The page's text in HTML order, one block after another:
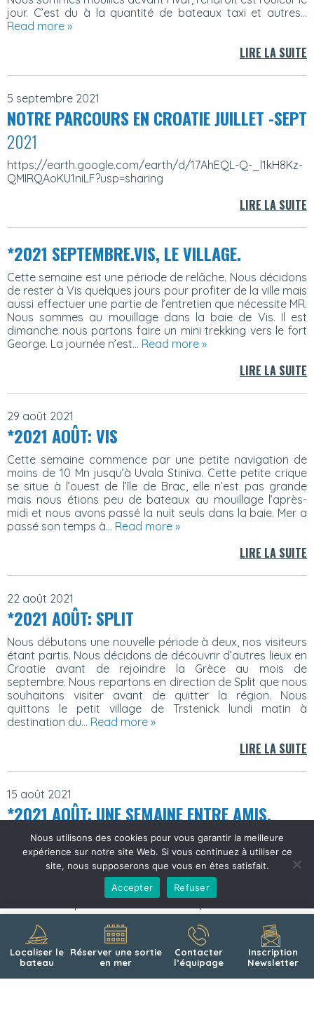
Localiser le
bateau
Réserver une sortie
en mer
Contacter
l’équipage
Inscription
Newsletter
jour. C’est du à la quantité de bateaux taxi et autres…
Read more »
LIRE LA SUITE
5 septembre 2021
NOTRE PARCOURS EN CROATIE JUILLET -SEPT
2021
https://earth.google.com/earth/d/17AhEQL-Q-_l1kH8Kz-
QMIRQAoKU1niLF?usp=sharing
LIRE LA SUITE
*2021 SEPTEMBRE.VIS, LE VILLAGE.
Cette semaine est une période de relâche. Nous décidons
de rester à Vis quelques jours pour profiter de la ville mais
aussi effectuer une partie de l’entretien que nécessite MR.
Nous sommes au mouillage dans la baie de Vis. Il est
dimanche nous partons faire un mini trekking vers le fort
George. La journée n’est… Read more »
LIRE LA SUITE
29 août 2021
*2021 AOÛT: VIS
Cette semaine commence par une petite navigation de
moins de 10 Mn jusqu’à Uvala Stiniva. Cette petite crique
se situe à l’ouest de l’île de Brac, elle n’est pas grande
mais nous étions peu de bateaux au mouillage l’après-
midi et nous avons passé la nuit seuls dans la baie. Mer a
passé son temps à… Read more »
LIRE LA SUITE
22 août 2021
*2021 AOÛT: SPLIT
Nous débutons une nouvelle période à deux, nos visiteurs
étant partis. Nous décidons de découvrir d’autres lieux en
Croatie avant de rejoindre la Grèce au mois de
septembre. Nous repartons en direction de Split que nous
souhaitons visiter avant de quitter la région. Nous
quittons le petit village de Trstenick lundi matin à
destination du… Read more »
LIRE LA SUITE
15 août 2021
*2021 AOÛT: UNE SEMAINE ENTRE AMIS.
Il est dimanche, nous sommes mouillés devant Stari Grad.
Le vent s’est levé et notre ancrage est incertain. Nous
avions au programme de partir de l’autre côté de l’île
pour mouiller à Hvar, mais les conditions météo ne sont
pas bonnes. Nous décidons de rester sur place. Richard
LIRE LA SUITE
8 août 2021
Nous utilisons des cookies pour vous garantir la meilleure
expérience sur notre site Web. Si vous continuez à utiliser ce
site, nous supposerons que vous en êtes satisfait.
Accepter
Refuser